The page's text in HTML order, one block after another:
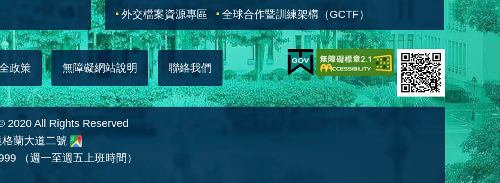
外交檔案資源專區
全球合作暨訓練架構（GCTF）
政策 無障礙網站說明 聯絡我們
2020 All Rights Reserved
蘭大道二號
（週一至週五上班時間）